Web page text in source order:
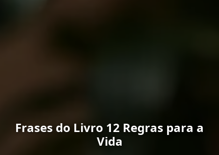
Frases do Livro 12 Regras para a
Vida